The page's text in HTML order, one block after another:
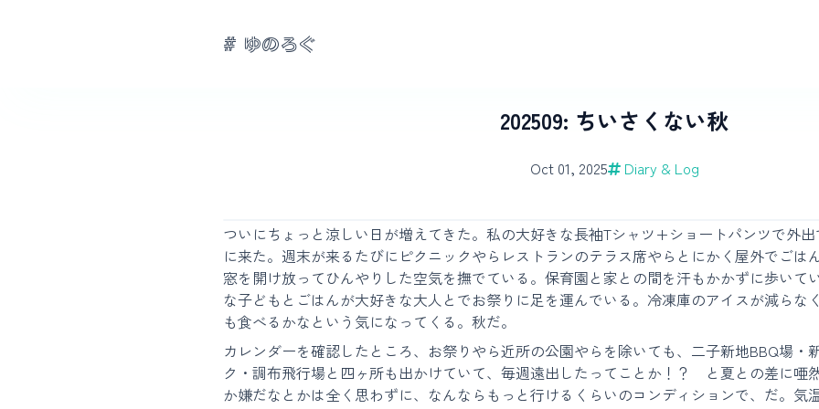
# ゆのろぐ
202509: ちいさくない秋
Oct 01, 2025 Diary & Log
ついにちょっと涼しい日が増えてきた。私の大好きな長袖Tシャツ+ショートパンツで外
に来た。週末が来るたびにピクニックやらレストランのテラス席やらとにかく屋外でごは
窓を開け放ってひんやりした空気を撫でている。保育園と家との間を汗もかかずに歩いて
な子どもとごはんが大好きな大人とでお祭りに足を運んでいる。冷凍庫のアイスが減らな
も食べるかなという気になってくる。秋だ。
カレンダーを確認したところ、お祭りやら近所の公園やらを除いても、二子新地BBQ場・
ク・調布飛行場と四ヶ所も出かけていて、毎週遠出したってことか！？ と夏との差に唖
か嫌だなとかは全く思わずに、なんならもっと行けるくらいのコンディションで、だ。気